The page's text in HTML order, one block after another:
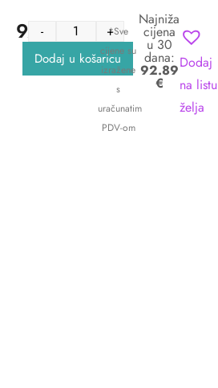
92.89 €
-
+
Dodaj u košaricu
*Sve
cijene su
izražene
s
uračunatim
PDV-om
Najniža
cijena
u 30
dana:
92.89
€
Dodaj
na listu
želja